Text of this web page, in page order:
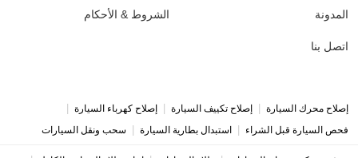
المدونة
اتصل بنا
الشروط & الأحكام
إصلاح محرك السيارة إصلاح تكييف السيارة إصلاح كهرباء السيارة
فحص السيارة قبل الشراء استبدال بطارية السيارة سحب ونقل السيارات